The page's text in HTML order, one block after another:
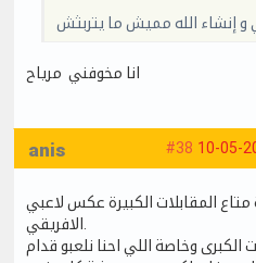
و إنشاء الله مميش ما يتربثش
انا مخوفني مرياح
#38 10-05-
anis
متاع المقابلات الكبيرة عكس لاعبي
وخاصة اللي احنا نلعبو قدام